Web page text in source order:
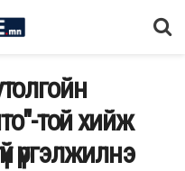
той хийж
үргэлжилнэ